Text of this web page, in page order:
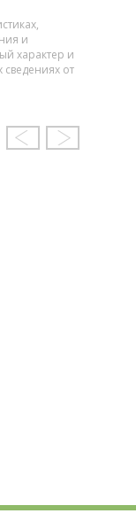
и
характер и
сведениях от